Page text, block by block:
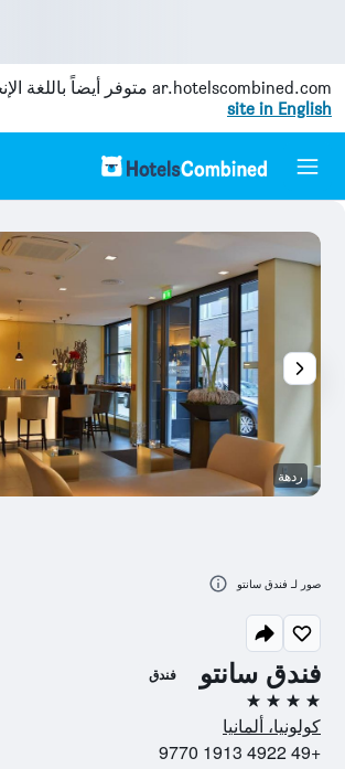
ar.hotelscombined.com متوفر أيضاً باللغة
site in English
فندق سانتو فندق
4 نجوم
كولونيا، ألمانيا
+49 4922 1913 9770
ردهة
صور لـ فندق سانتو